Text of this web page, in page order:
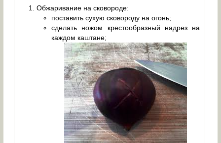
Обжаривание на сковороде:
поставить сухую сковороду на огонь;
сделать ножом крестообразный надрез на
каждом каштане;